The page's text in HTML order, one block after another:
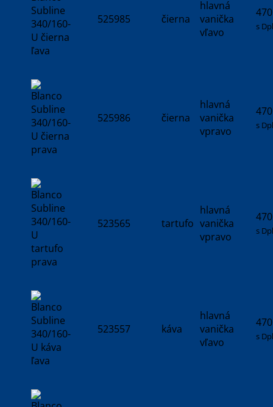
525985 čierna
hlavná
vanička
vľavo
s
525986 čierna
hlavná
vanička
vpravo
s
523565 tartufo
hlavná
vanička
vpravo
s
523557 káva
hlavná
vanička
vľavo
s